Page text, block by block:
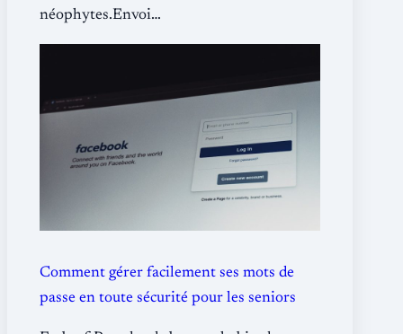
néophytes.Envoi…
Comment gérer facilement ses mots de
passe en toute sécurité pour les seniors